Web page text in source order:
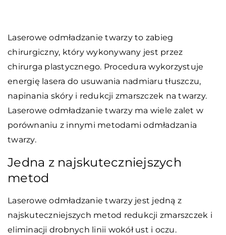
Laserowe odmładzanie twarzy to zabieg
chirurgiczny, który wykonywany jest przez
chirurga plastycznego. Procedura wykorzystuje
energię lasera do usuwania nadmiaru tłuszczu,
napinania skóry i redukcji zmarszczek na twarzy.
Laserowe odmładzanie twarzy ma wiele zalet w
porównaniu z innymi metodami odmładzania
twarzy.
Jedna z najskuteczniejszych
metod
Laserowe odmładzanie twarzy jest jedną z
najskuteczniejszych metod redukcji zmarszczek i
eliminacji drobnych linii wokół ust i oczu.